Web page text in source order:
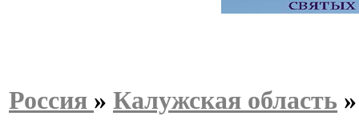
Россия » Калужская область